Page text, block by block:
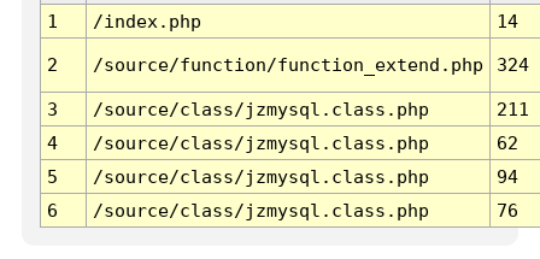
1
/index.php 14
2 /source/function/function_extend.php 324
3 /source/class/jzmysql.class.php
211
4
/source/class/jzmysql.class.php
62
5
/source/class/jzmysql.class.php
94
6
/source/class/jzmysql.class.php 76